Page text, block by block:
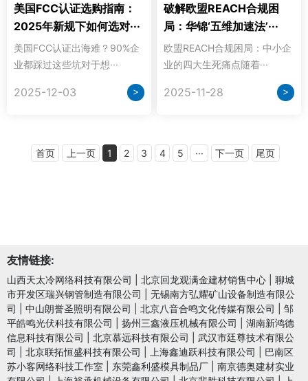
美国FCC认证选购指南：
2025年新规下如何选对···
美国FCC认证出海难？90%企
业都踩过这些坑对于想···
2025-12-03 >
破解欧盟REACH合规困
局：华锦‘五维加速法’···
欧盟REACH合规困局：中小企
业的四大生死痛点随着···
2025-11-28 >
首页 上一页 1 2 3 4 5 ··· 下一页 尾页
友情链接:
山西天太冷网络科技有限公司 北京回龙观满金建材销售中心
聊城
市开发区瑞兴钢管制造有限公司
无锡南方弘耀矿山设备制造有限公
司
中山朗誉圣照明有限公司 北京八音合鸣文化传媒有限公司
邹
平皓鸣光伏科技有限公司
扬州三鑫液压机械有限公司
湖南新鸿德
信息科技有限公司
北京慕远科技有限公司
武汉市廷尊技术有限公
司
北京联拓恒盛科技有限公司 上海鑫迪跃科技有限公司
巴南区
苏小客网络科技工作室
东莞鑫利盛模具制品厂
南京德奥建材实业